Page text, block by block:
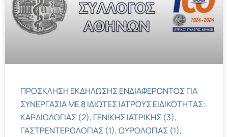
ΠΡΟΣΚΛΗΣΗ ΕΚΔΗΛΩΣΗΣ ΕΝΔΙΑΦΕΡΟΝΤΟΣ ΓΙΑ
ΣΥΝΕΡΓΑΣΙΑ ΜΕ 8 ΙΔΙΩΤΕΣ ΙΑΤΡΟΥΣ ΕΙΔΙΚΟΤΗΤΑΣ:
ΚΑΡΔΙΟΛΟΓΙΑΣ (2), ΓΕΝΙΚΗΣ ΙΑΤΡΙΚΗΣ (3),
ΓΑΣΤΡΕΝΤΕΡΟΛΟΓΙΑΣ (1), ΟΥΡΟΛΟΓΙΑΣ (1),